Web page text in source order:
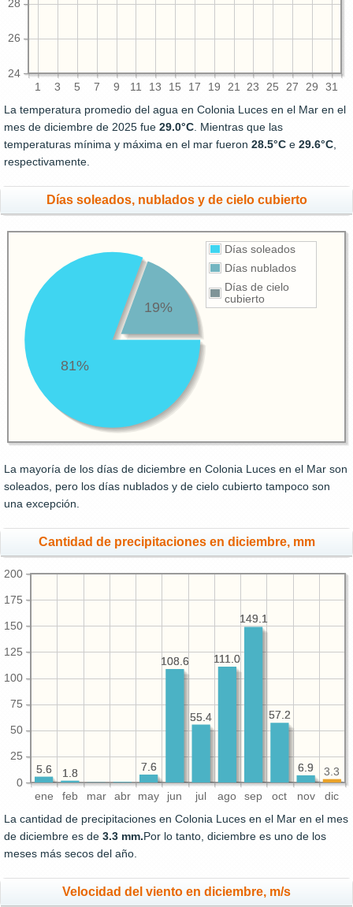
1 3 5 7 9 11 13 15 17 19 21 23 25 27 29 31
24
26
28
La temperatura promedio del agua en Colonia Luces en el Mar en el
mes de diciembre de 2025 fue 29.0°C . Mientras que las
temperaturas mínima y máxima en el mar fueron 28.5°C e 29.6°C
respectivamente.
Días soleados, nublados y de cielo cubierto
Días soleados
Días nublados
Días de cielo
cubierto
81%
19%
La mayoría de los días de diciembre en Colonia Luces en el Mar son
soleados, pero los días nublados y de cielo cubierto tampoco son
una excepción.
Cantidad de precipitaciones en diciembre, mm
ene feb mar abr may jun jul ago sep oct nov dic
0
25
50
75
100
125
150
175
200
6.9
57.2
149.1
111.0
55.4
108.6
7.6
1.8
5.6 3.3
6.9
57.2
149.1
111.0
55.4
108.6
7.6
1.8
5.6
La cantidad de precipitaciones en Colonia Luces en el Mar en el mes
de diciembre es de 3.3 mm.Por lo tanto, diciembre es uno de los
meses más secos del año.
Velocidad del viento en diciembre, m/s